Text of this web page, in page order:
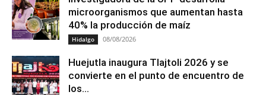
microorganismos que aumentan hasta
40% la producción de maíz
Hidalgo 08/08/2026
Huejutla inaugura Tlajtoli 2026 y se
convierte en el punto de encuentro de
los...